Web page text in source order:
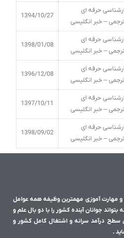
حرفه ای
– خبر انگلیسی
1394/10/27
حرفه ای
– خبر انگلیسی
1398/01/08
حرفه ای
– خبر انگلیسی
1396/12/08
حرفه ای
– خبر انگلیسی
1397/10/11
حرفه ای
– خبر انگلیسی
1398/09/02
و مهارت آموزی مهمترین وظیفه همه عوامل
جوانان آینده کشور را با دو بال علم و
سطح درآمد سرانه و اشتغال کامل کشور و
.